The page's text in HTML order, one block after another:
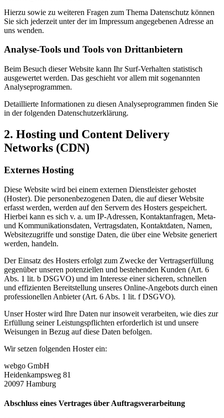
Hierzu sowie zu weiteren Fragen zum Thema Datenschutz können
Sie sich jederzeit unter der im Impressum angegebenen Adresse an
uns wenden.
Analyse-Tools und Tools von Dritt­anbietern
Beim Besuch dieser Website kann Ihr Surf-Verhalten statistisch
ausgewertet werden. Das geschieht vor allem mit sogenannten
Analyseprogrammen.
Detaillierte Informationen zu diesen Analyseprogrammen finden Sie
in der folgenden Datenschutzerklärung.
2. Hosting und Content Delivery
Networks (CDN)
Externes Hosting
Diese Website wird bei einem externen Dienstleister gehostet
(Hoster). Die personenbezogenen Daten, die auf dieser Website
erfasst werden, werden auf den Servern des Hosters gespeichert.
Hierbei kann es sich v. a. um IP-Adressen, Kontaktanfragen, Meta-
und Kommunikationsdaten, Vertragsdaten, Kontaktdaten, Namen,
Websitezugriffe und sonstige Daten, die über eine Website generiert
werden, handeln.
Der Einsatz des Hosters erfolgt zum Zwecke der Vertragserfüllung
gegenüber unseren potenziellen und bestehenden Kunden (Art. 6
Abs. 1 lit. b DSGVO) und im Interesse einer sicheren, schnellen
und effizienten Bereitstellung unseres Online-Angebots durch einen
professionellen Anbieter (Art. 6 Abs. 1 lit. f DSGVO).
Unser Hoster wird Ihre Daten nur insoweit verarbeiten, wie dies zur
Erfüllung seiner Leistungspflichten erforderlich ist und unsere
Weisungen in Bezug auf diese Daten befolgen.
Wir setzen folgenden Hoster ein:
webgo GmbH
Heidenkampsweg 81
20097 Hamburg
Abschluss eines Vertrages über Auftragsverarbeitung